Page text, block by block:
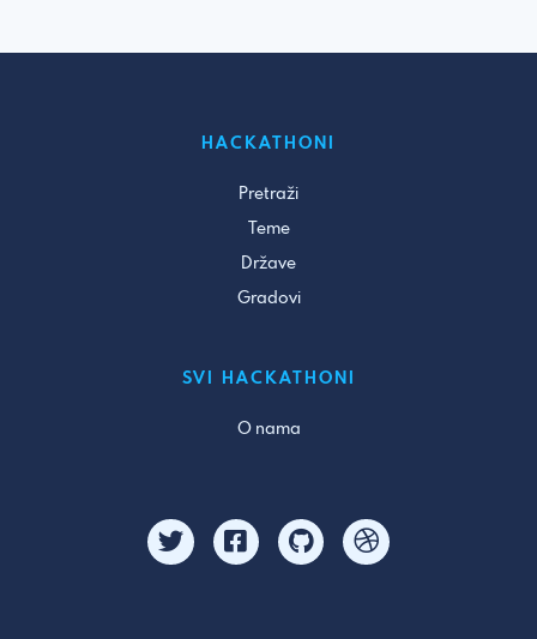
HACKATHONI
Pretraži
Teme
Države
Gradovi
SVI HACKATHONI
O nama